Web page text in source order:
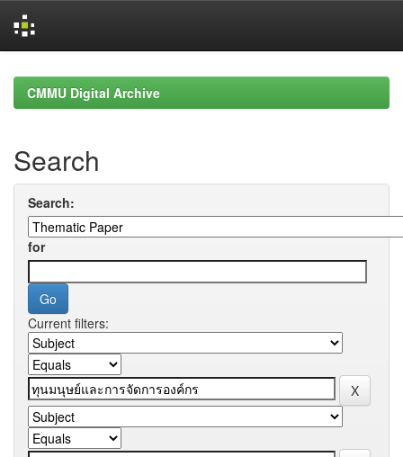
navigationCMMU Digital Archive
Search
Search:
for
Current filters: